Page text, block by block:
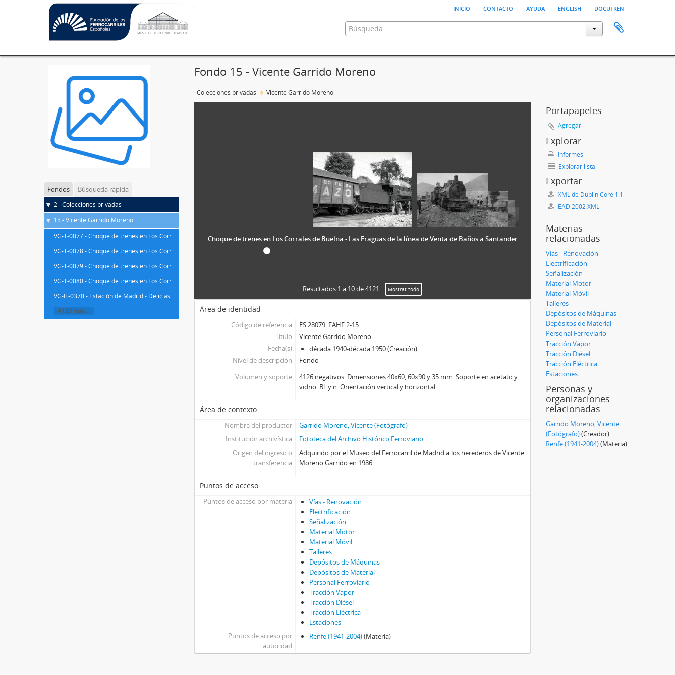
inicio contacto ayuda english docutren
Fondos Búsqueda rápida
2 - Colecciones privadas
15 - Vicente Garrido Moreno
VG-T-0077 - Choque de trenes en Los Corrales de Buelna - Las Fraguas de la línea de Venta de Baños a Santander
VG-T-0078 - Choque de trenes en Los Corrales de Buelna - Las Fraguas de la línea de Venta de Baños a Santander
VG-T-0079 - Choque de trenes en Los Corrales de Buelna - Las Fraguas de la línea de Venta de Baños a Santander
VG-T-0080 - Choque de trenes en Los Corrales de Buelna - Las Fraguas de la línea de Venta de Baños a Santander
VG-IF-0370 - Estación de Madrid - Delicias
4133 más...
Fondo 15 - Vicente Garrido Moreno
Colecciones privadas Vicente Garrido Moreno
Choque de trenes en Los Corrales de Buelna - Las Fraguas de la línea de Venta de Baños a Santander
Resultados 1 a 10 de 4121 Mostrat todo
Área de identidad
Código de referencia
ES 28079. FAHF 2-15
Título
Vicente Garrido Moreno
Fecha(s)
década 1940-década 1950 (Creación)
Nivel de descripción
Fondo
Volumen y soporte
4126 negativos. Dimensiones 40x60, 60x90 y 35 mm. Soporte en acetato y
vidrio. Bl. y n. Orientación vertical y horizontal
Área de contexto
Nombre del productor
Garrido Moreno, Vicente (Fotógrafo)
Institución archivística
Fototeca del Archivo Histórico Ferroviario
Origen del ingreso o
transferencia
Adquirido por el Museo del Ferrocarril de Madrid a los herederos de Vicente
Moreno Garrido en 1986
Puntos de acceso
Puntos de acceso por materia
Vías - Renovación
Electrificación
Señalización
Material Motor
Material Móvil
Talleres
Depósitos de Máquinas
Depósitos de Material
Personal Ferroviario
Tracción Vapor
Tracción Diésel
Tracción Eléctrica
Estaciones
Puntos de acceso por
autoridad
Renfe (1941-2004)(Materia)
Portapapeles
Agregar
Explorar
Informes
Explorar lista
Exportar
XML de Dublin Core 1.1
EAD 2002 XML
Materias
relacionadas
Vías - Renovación
Electrificación
Señalización
Material Motor
Material Móvil
Talleres
Depósitos de Máquinas
Depósitos de Material
Personal Ferroviario
Tracción Vapor
Tracción Diésel
Tracción Eléctrica
Estaciones
Personas y
organizaciones
relacionadas
Garrido Moreno, Vicente
(Fotógrafo)(Creador)
Renfe (1941-2004)(Materia)